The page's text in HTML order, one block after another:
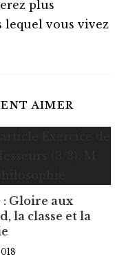
plus
lequel vous vivez
AIMER
Gloire aux
la classe et la